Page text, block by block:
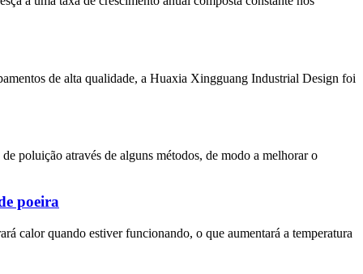
de alta qualidade, a Huaxia Xingguang Industrial Design foi
poluição através de alguns métodos, de modo a melhorar o
poeira
calor quando estiver funcionando, o que aumentará a temperatura